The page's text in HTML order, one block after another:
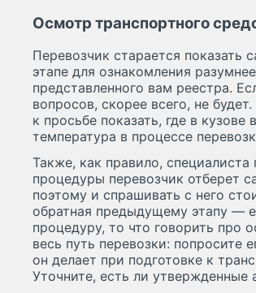
Осмотр транспортного
Перевозчик старается
этапе для ознакомления
представленного вам реестра.
вопросов, скорее всего, не
к просьбе показать, где в
температура в процессе
Также, как правило, специалиста
процедуры перевозчик отберет
поэтому и спрашивать с него
обратная предыдущему этапу —
процедуру, то что говорить про
весь путь перевозки: попросите
он делает при подготовке к
Уточните, есть ли утвержденные